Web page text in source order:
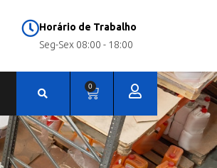
Horário de Trabalho
Seg-Sex 08:00 - 18:00
0